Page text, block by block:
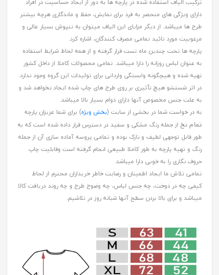
ترکیب الیاف استفاده شده در پارچه ها به دور از ایجاد حساسیت در افراد
دارای ویژگی های منحصر به فرد برای نمایش، حفظ و ماندگاری هرچه بیشتر
طرح ها میباشد. از دیگر مزایای این الیاف میتوان به تنپوش بسیار عالی و
مرغوبیت مورد تائید تمامی مصرف کنندگان، اشاره کرد.
پارچه ها تحت چندین ماه تست قرار گرفته و از همه لحاظ شرایط استفاده
به عنوان لباس روزانه را دارا میباشد. تمامی محصولات کاملا از داخل کشور
تهیه شده و هیچگونه وابستگی وارداتی برای تولیدات این گروه وجود ندارد.
در اثر شستشو هیچ تٱثیری بر روی طرح های چاپ شده ایجاد نخواهد شد و
به علت جنس مخصوص آنها دارای دوام بسیار بالا میباشد.
به در خواست شما در بخشی از سایت (بخش ویژه) برای شما عزیزان پارچه
تمام نخ از جمله رنگ مشکی و سفید در دسترس قرار داده شده است که به
طور قابل توجهی لطیف و نازک بوده و تمامی پروسه آماده سازی آن از جمله
رنگ و تهیه پارچه به طور کاملا طبیعی انجام گرفته است وقابلیت چاپ
حروف نگاری را به خوبی دارا میباشد.
تمامی تلاش ما ایجاد اطمینان و رضایت خاطر خریداران محترم از لحاظ
کیفی چه در دوخت، چه جنس لباس، چه وضوح طرح و چه روند دریافت کالا
میباشد و برای بالا بردن سطح آنها شبانه روز در تلاشیم.